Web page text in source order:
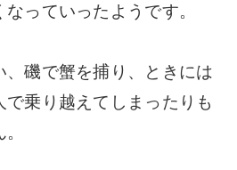
っていったようです。
磯で蟹を捕り、ときには
乗り越えてしまったりも